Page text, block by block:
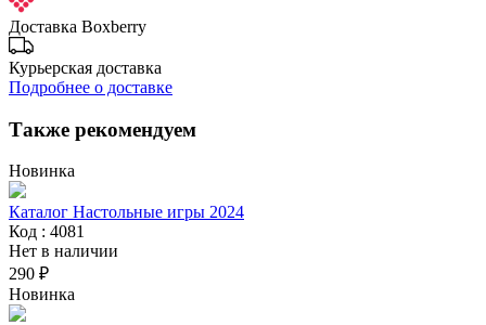
Доставка Boxberry
Курьерская доставка
Подробнее о доставке
Также рекомендуем
Новинка
Каталог Настольные игры 2024
Код : 4081
Нет в наличии
290 ₽
Новинка